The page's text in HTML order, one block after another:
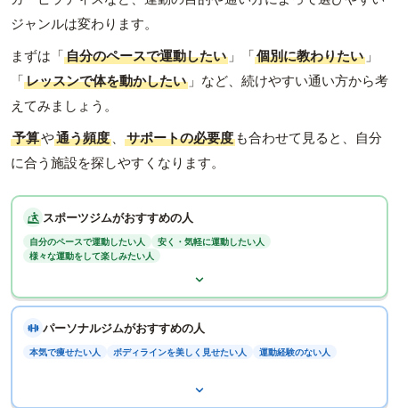
ジャンルは変わります。
まずは「自分のペースで運動したい 」「個別に教わりたい 」
「レッスンで体を動かしたい 」など、続けやすい通い方から考
えてみましょう。
予算や通う頻度 、 サポートの必要度 も合わせて見ると、自分
に合う施設を探しやすくなります。
スポーツジムがおすすめの人
自分のペースで運動したい人
安く・気軽に運動したい人
様々な運動をして楽しみたい人
パーソナルジムがおすすめの人
本気で痩せたい人 ボディラインを美しく見せたい人 運動経験のない人